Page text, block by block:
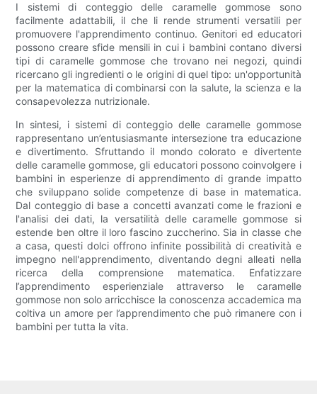
I sistemi di conteggio delle caramelle gommose sono
facilmente adattabili, il che li rende strumenti versatili per
promuovere l'apprendimento continuo. Genitori ed educatori
possono creare sfide mensili in cui i bambini contano diversi
tipi di caramelle gommose che trovano nei negozi, quindi
ricercano gli ingredienti o le origini di quel tipo: un'opportunità
per la matematica di combinarsi con la salute, la scienza e la
consapevolezza nutrizionale.
In sintesi, i sistemi di conteggio delle caramelle gommose
rappresentano un’entusiasmante intersezione tra educazione
e divertimento. Sfruttando il mondo colorato e divertente
delle caramelle gommose, gli educatori possono coinvolgere i
bambini in esperienze di apprendimento di grande impatto
che sviluppano solide competenze di base in matematica.
Dal conteggio di base a concetti avanzati come le frazioni e
l'analisi dei dati, la versatilità delle caramelle gommose si
estende ben oltre il loro fascino zuccherino. Sia in classe che
a casa, questi dolci offrono infinite possibilità di creatività e
impegno nell'apprendimento, diventando degni alleati nella
ricerca della comprensione matematica. Enfatizzare
l’apprendimento esperienziale attraverso le caramelle
gommose non solo arricchisce la conoscenza accademica ma
coltiva un amore per l’apprendimento che può rimanere con i
bambini per tutta la vita.